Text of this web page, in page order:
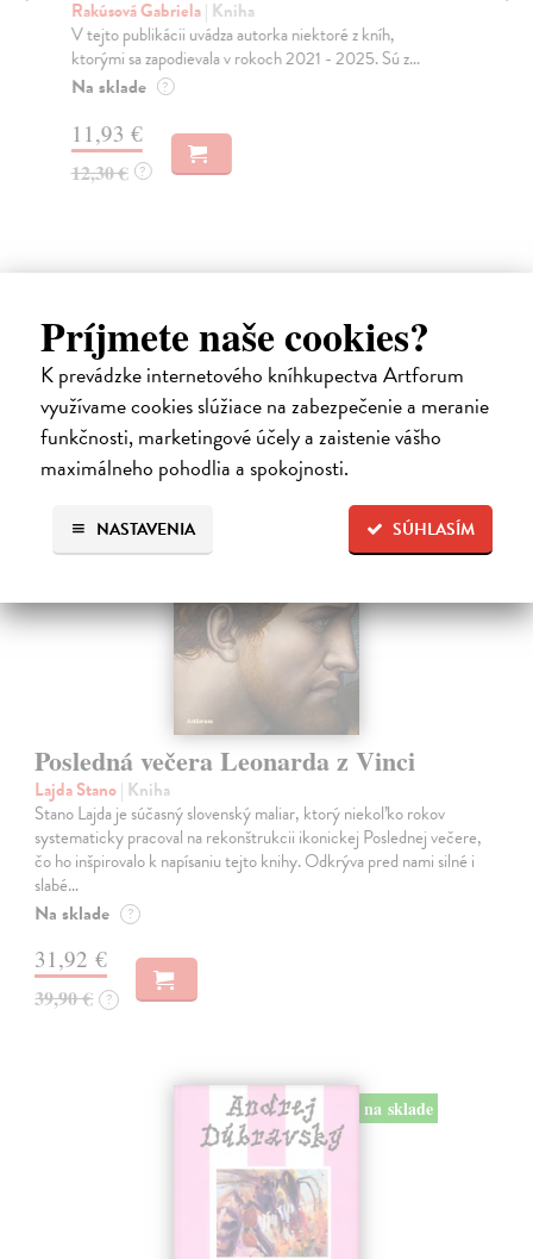
Príjmete naše cookies?
K prevádzke internetového kníhkupectva Artforum
využívame cookies slúžiace na zabezpečenie a meranie
funkčnosti, marketingové účely a zaistenie vášho
maximálneho pohodlia a spokojnosti.
SÚHLASÍM
NASTAVENIA
Rakúsová Gabriela| Kniha
V tejto publikácii uvádza autorka niektoré z kníh,
ktorými sa zapodievala v rokoch 2021 - 2025. Sú z...
Na sklade ?
11,93 €
12,30 € ?
Ďalšie z kategórie výtvarné
umenie
na sklade
Posledná večera Leonarda z Vinci
Lajda Stano| Kniha
Stano Lajda je súčasný slovenský maliar, ktorý niekoľko rokov
systematicky pracoval na rekonštrukcii ikonickej Poslednej večere,
čo ho inšpirovalo k napísaniu tejto knihy. Odkrýva pred nami silné i
slabé…
Na sklade ?
31,92 €
39,90 € ?
na sklade